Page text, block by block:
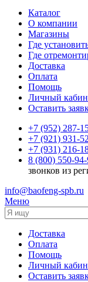
Каталог
О компании
Магазины
Где
Где
Доставка
Оплата
Помощь
Личный
Оставить
+7 (952) 287-
+7 (921) 931-
+7 (931) 216-
8 (800) 550-
звонков из
info@baofeng-spb.ru
Меню
Доставка
Оплата
Помощь
Личный
Оставить